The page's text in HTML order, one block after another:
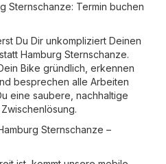
Sternschanze: Termin buchen
Du Dir unkompliziert Deinen
Hamburg Sternschanze.
Bike gründlich, erkennen
besprechen alle Arbeiten
eine saubere, nachhaltige
Sternschanze –